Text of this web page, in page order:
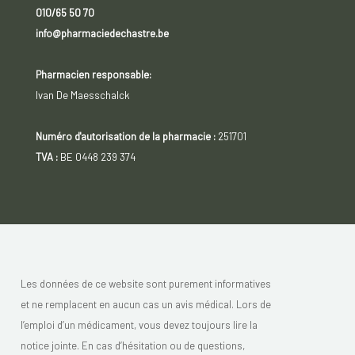
sésame, de moutarde et de céleri.
010/65 50 70
info@pharmaciedechastre.be
Pharmacien responsable:
Ivan De Maesschalck
Numéro d'autorisation de la pharmacie :251701
TVA :BE 0448 239 374
Les données de ce website sont purement informatives
et ne remplacent en aucun cas un avis médical. Lors de
l’emploi d’un médicament, vous devez toujours lire la
notice jointe. En cas d’hésitation ou de questions,